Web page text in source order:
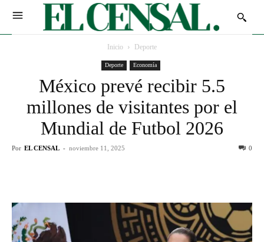
Inicio Deporte
Deporte Economía
México prevé recibir 5.5
millones de visitantes por el
Mundial de Futbol 2026
Por EL CENSAL - noviembre 11, 2025 0